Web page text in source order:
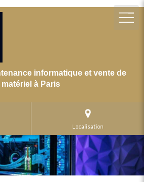
informatique et vente de
matériel à Paris
Localisation